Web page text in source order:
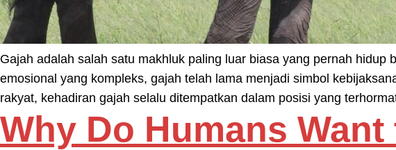
Gajah adalah salah satu makhluk paling luar biasa yang pernah
emosional yang kompleks, gajah telah lama menjadi simbol
rakyat, kehadiran gajah selalu ditempatkan dalam posisi yang
Why Do Humans